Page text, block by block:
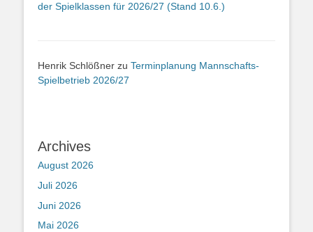
der Spielklassen für 2026/27 (Stand 10.6.)
Henrik Schlößner zu Terminplanung Mannschafts-
Spielbetrieb 2026/27
Archives
August 2026
Juli 2026
Juni 2026
Mai 2026